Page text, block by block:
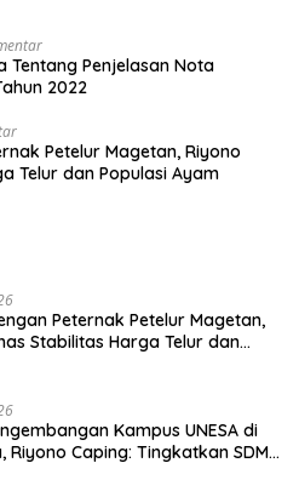
Tentang Penjelasan Nota
2022
Petelur Magetan, Riyono
Telur dan Populasi Ayam
Peternak Petelur Magetan,
Stabilitas Harga Telur dan
Kampus UNESA di
Riyono Caping: Tingkatkan SDM